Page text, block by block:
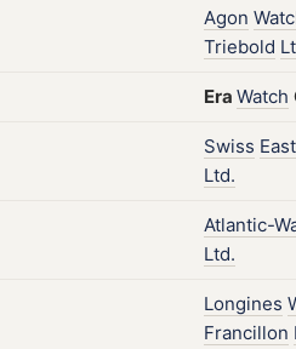
Agon
Triebold
Era Watch
Swiss
Ltd.
Atlantic-
Ltd.
Longines
Francillon